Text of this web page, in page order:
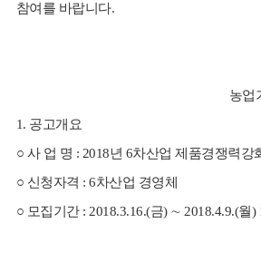
참여를 바랍니다.
농업
1. 공고개요
○ 사 업 명 : 2018년 6차산업 제품경쟁력강
○ 신청자격 : 6차산업 경영체
○ 모집기간 : 2018.3.16.(금) ∼ 2018.4.9.(월)